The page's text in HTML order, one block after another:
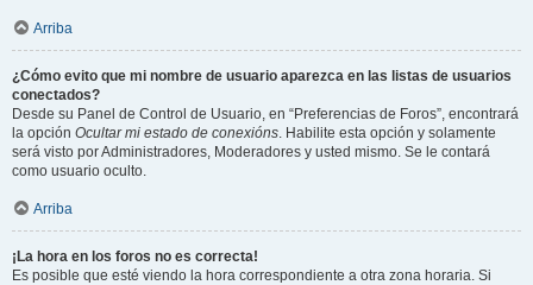
Arriba
¿Cómo evito que mi nombre de usuario aparezca en las listas de usuarios
conectados?
Desde su Panel de Control de Usuario, en “Preferencias de Foros”, encontrará
la opción Ocultar mi estado de conexións. Habilite esta opción y solamente
será visto por Administradores, Moderadores y usted mismo. Se le contará
como usuario oculto.
Arriba
¡La hora en los foros no es correcta!
Es posible que esté viendo la hora correspondiente a otra zona horaria. Si